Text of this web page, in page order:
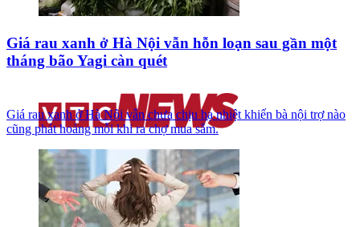
Giá rau xanh ở Hà Nội vẫn hỗn loạn sau gần một
tháng bão Yagi càn quét
Giá rau xanh ở Hà Nội vẫn chưa chịu hạ nhiệt khiến bà nội trợ nào
cũng phát hoảng mỗi khi ra chợ mua sắm.